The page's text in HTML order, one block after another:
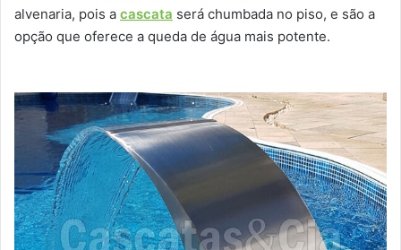
alvenaria, pois a cascata será chumbada no piso, e são a
opção que oferece a queda de água mais potente.